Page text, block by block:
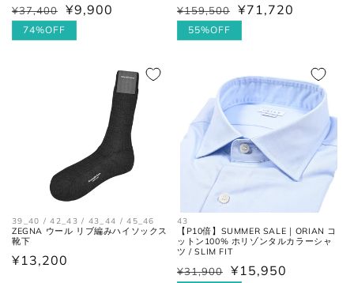
通
常
¥37,400
セ
ー
¥9,900
74%OFF
通
常
¥159,500
セ
ー
¥71,720
55%OFF
39_40 / 42_43 / 43_44 / 45_46
ZEGNA ウール リブ編みハイソックス
靴下
通
¥13,200
43
【P10倍】SUMMER SALE｜ORIAN コ
ットン100% ホリゾンタルカラーシャ
ツ / SLIM FIT
通
¥31,900
セ
¥15,950
を結んだ長さ。
一番張り出しているアウトソール
の最大幅。
ヒール
高さ
ヒールの上端と下端を結んだ長